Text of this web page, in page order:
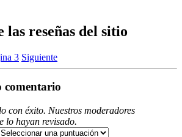
las reseñas del sitio
3 Siguiente
comentario
con éxito. Nuestros moderadores
lo hayan revisado.